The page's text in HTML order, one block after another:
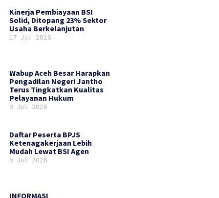
Kinerja Pembiayaan BSI
Solid, Ditopang 23% Sektor
Usaha Berkelanjutan
17 Juli 2026
Wabup Aceh Besar Harapkan
Pengadilan Negeri Jantho
Terus Tingkatkan Kualitas
Pelayanan Hukum
9 Juli 2026
Daftar Peserta BPJS
Ketenagakerjaan Lebih
Mudah Lewat BSI Agen
9 Juli 2026
INFORMASI